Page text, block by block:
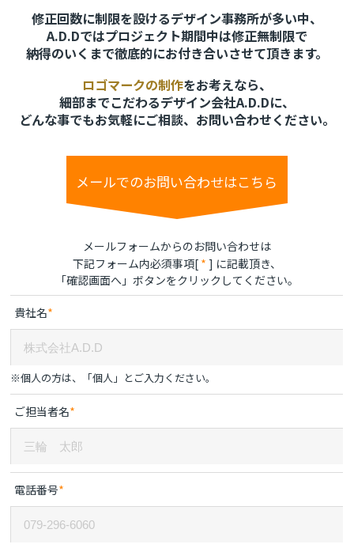
修正回数に制限を設けるデザイン事務所が多い中、
A.D.Dではプロジェクト期間中は修正無制限で
納得のいくまで徹底的にお付き合いさせて頂きます。
ロゴマークの制作をお考えなら、
細部までこだわるデザイン会社A.D.Dに、
どんな事でもお気軽にご相談、お問い合わせください。
メールでのお問い合わせはこちら
メールフォームからのお問い合わせは
下記フォーム内必須事項[ * ] に記載頂き、
「確認画面へ」 ボタンをクリックしてください。
貴社名*
※個人の方は、「個人」とご入力ください。
ご担当者名*
電話番号*